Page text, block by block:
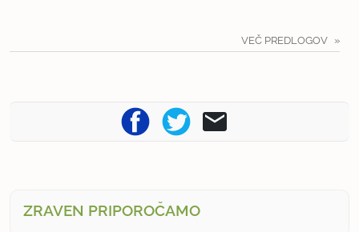
VEČ PREDLOGOV
ZRAVEN PRIPOROČAMO